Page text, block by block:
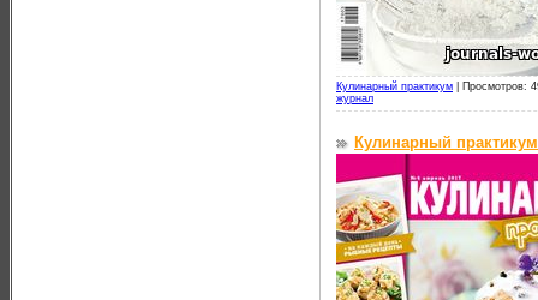
Кулинарный практикум
Просмотров:
журнал
Кулинарный